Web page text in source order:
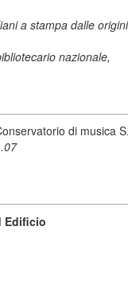
a stampa dalle
nazionale,
di musica
Edificio